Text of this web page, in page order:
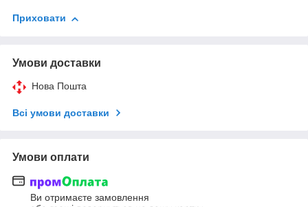
Приховати
Умови доставки
Нова Пошта
Всі умови доставки
Умови оплати
Ви отримаєте замовлення